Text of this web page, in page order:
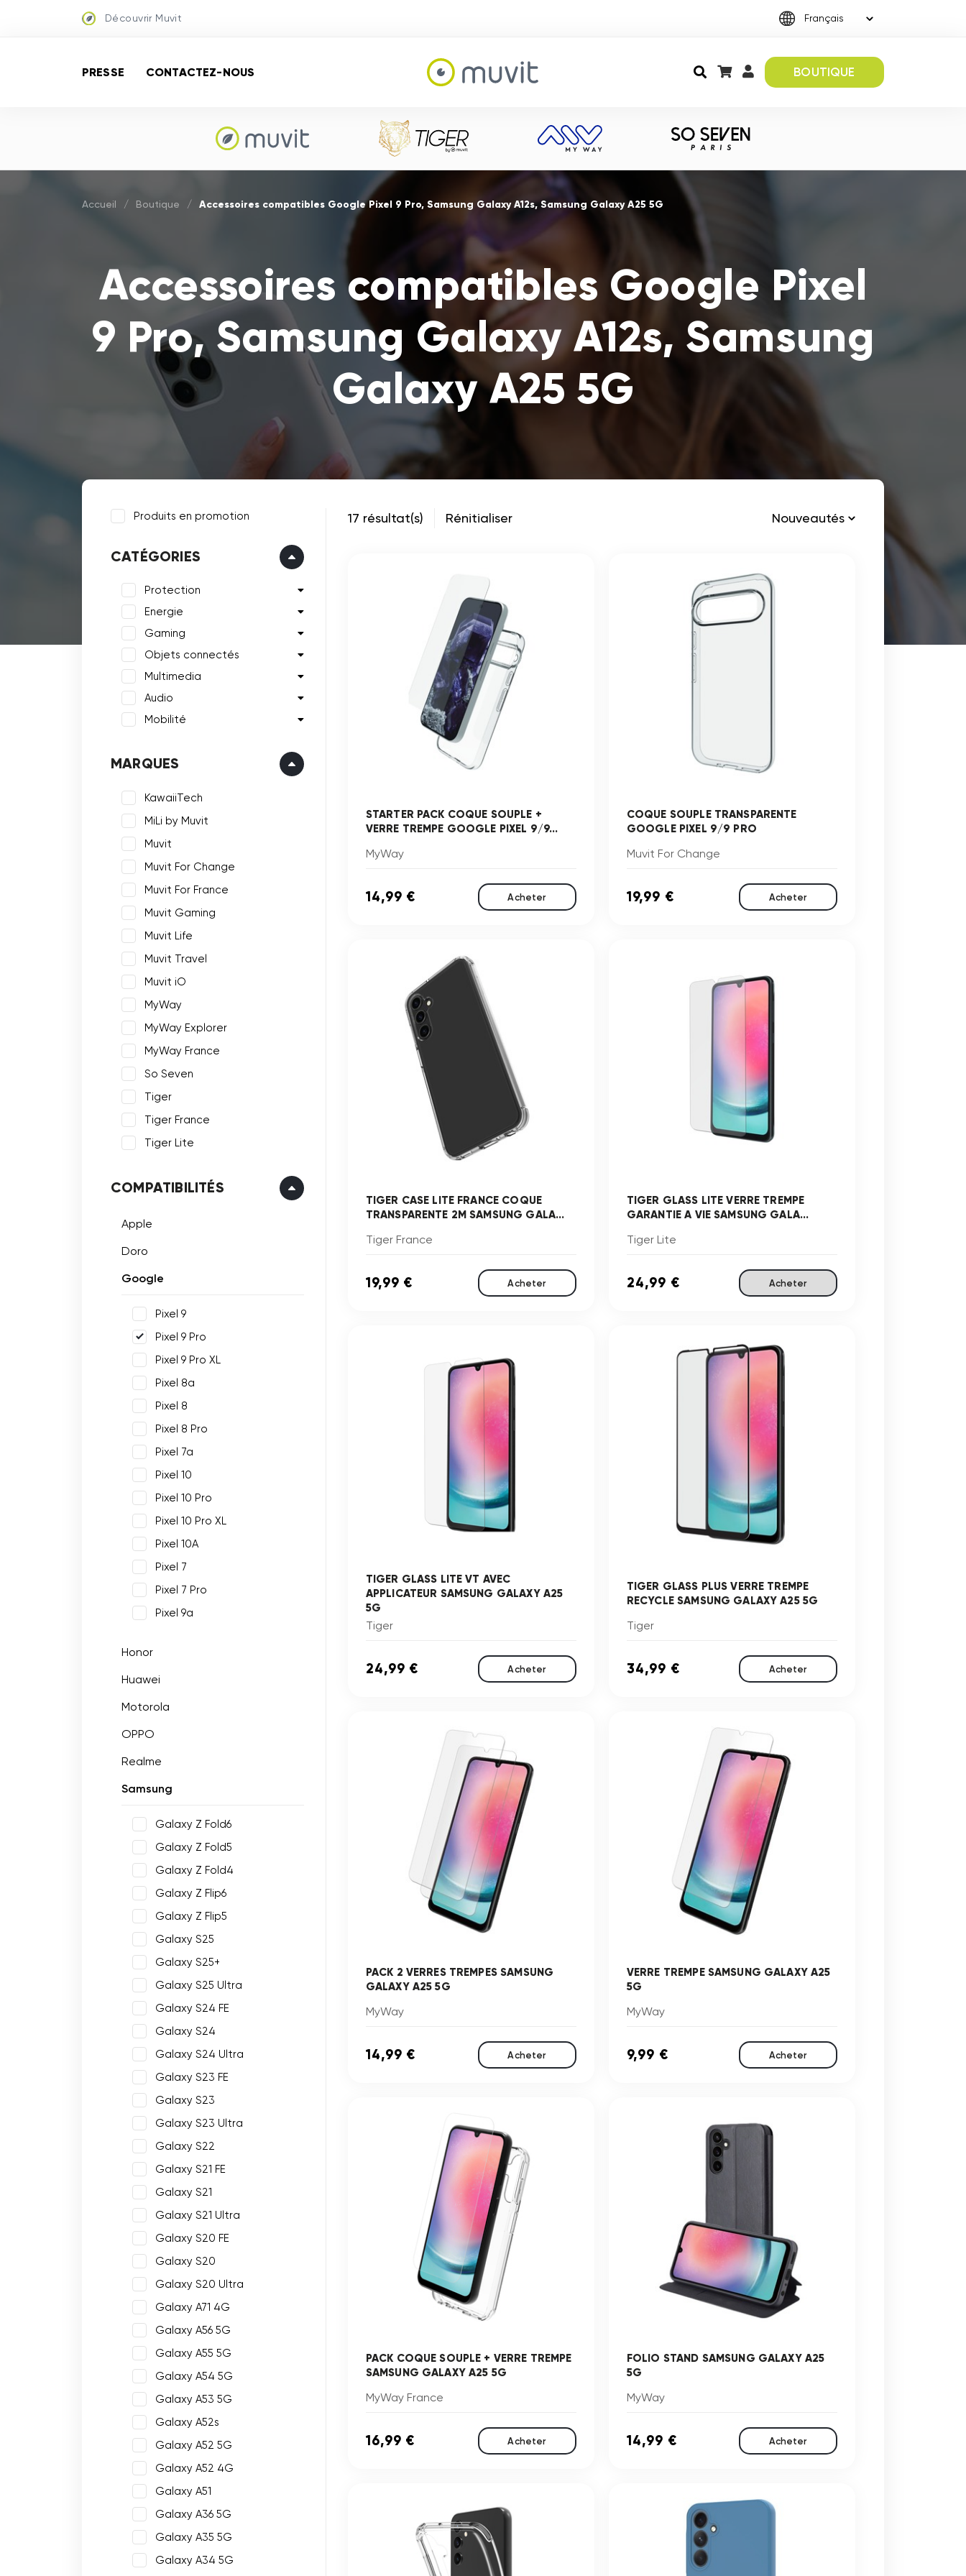
Découvrir Muvit
PRESSE CONTACTEZ-NOUS BOUTIQUE
Accueil / Boutique / Accessoires compatibles Google Pixel 9 Pro, Samsung Galaxy A12s, Samsung Galaxy A25 5G
Accessoires compatibles Google Pixel
9 Pro, Samsung Galaxy A12s, Samsung
Galaxy A25 5G
Produits en promotion
CATÉGORIES
Protection
Energie
Gaming
Objets connectés
Multimedia
Audio
Mobilité
MARQUES
KawaiiTech
MiLi by Muvit
Muvit
Muvit For Change
Muvit For France
Muvit Gaming
Muvit Life
Muvit Travel
Muvit iO
MyWay
MyWay Explorer
MyWay France
So Seven
Tiger
Tiger France
Tiger Lite
COMPATIBILITÉS
Apple
Doro
Google
Pixel 9
Pixel 9 Pro
Pixel 9 Pro XL
Pixel 8a
Pixel 8
Pixel 8 Pro
Pixel 7a
Pixel 10
Pixel 10 Pro
Pixel 10 Pro XL
Pixel 10A
Pixel 7
Pixel 7 Pro
Pixel 9a
Honor
Huawei
Motorola
OPPO
Realme
Samsung
Galaxy Z Fold6
Galaxy Z Fold5
Galaxy Z Fold4
Galaxy Z Flip6
Galaxy Z Flip5
Galaxy S25
Galaxy S25+
Galaxy S25 Ultra
Galaxy S24 FE
Galaxy S24
Galaxy S24 Ultra
Galaxy S23 FE
Galaxy S23
Galaxy S23 Ultra
Galaxy S22
Galaxy S21 FE
Galaxy S21
Galaxy S21 Ultra
Galaxy S20 FE
Galaxy S20
Galaxy S20 Ultra
Galaxy A71 4G
Galaxy A56 5G
Galaxy A55 5G
Galaxy A54 5G
Galaxy A53 5G
Galaxy A52s
Galaxy A52 5G
Galaxy A52 4G
Galaxy A51
Galaxy A36 5G
Galaxy A35 5G
Galaxy A34 5G
17 résultat(s) Rénitialiser
STARTER PACK COQUE SOUPLE +
VERRE TREMPE GOOGLE PIXEL 9/9...
MyWay
14,99 € Acheter
COQUE SOUPLE TRANSPARENTE
GOOGLE PIXEL 9/9 PRO
Muvit For Change
19,99 € Acheter
TIGER CASE LITE FRANCE COQUE
TRANSPARENTE 2M SAMSUNG GALA...
Tiger France
19,99 € Acheter
TIGER GLASS LITE VERRE TREMPE
GARANTIE A VIE SAMSUNG GALA...
Tiger Lite
24,99 € Acheter
TIGER GLASS LITE VT AVEC
APPLICATEUR SAMSUNG GALAXY A25
5G
Tiger
24,99 € Acheter
TIGER GLASS PLUS VERRE TREMPE
RECYCLE SAMSUNG GALAXY A25 5G
Tiger
34,99 € Acheter
PACK 2 VERRES TREMPES SAMSUNG
GALAXY A25 5G
MyWay
14,99 € Acheter
VERRE TREMPE SAMSUNG GALAXY A25
5G
MyWay
9,99 € Acheter
PACK COQUE SOUPLE + VERRE TREMPE
SAMSUNG GALAXY A25 5G
MyWay France
16,99 € Acheter
FOLIO STAND SAMSUNG GALAXY A25
5G
MyWay
14,99 € Acheter